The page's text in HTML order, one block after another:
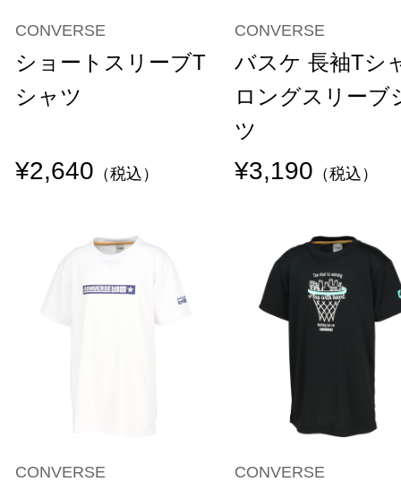
CONVERSE
ショートスリーブT
シャツ
¥2,640 （税込）
CONVERSE
バスケ 長袖Tシ
ロングスリーブ
ツ
¥3,190 （税込）
CONVERSE CONVERSE